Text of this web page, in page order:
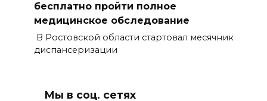
бесплатно пройти полное
медицинское обследование
В Ростовской области стартовал месячник
диспансеризации
Мы в соц. сетях